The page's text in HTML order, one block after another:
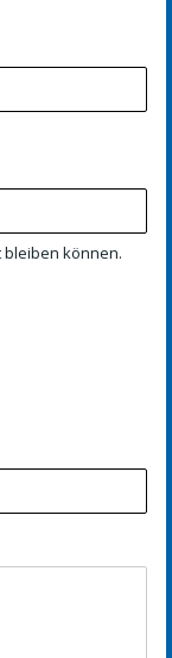
bleiben können.